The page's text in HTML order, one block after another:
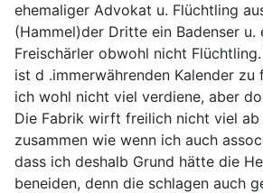
ehemaliger Advokat u. Flüchtling
(Hammel)der Dritte ein Badenser u.
Freischärler obwohl nicht
ist d .immerwährenden Kalender zu
ich wohl nicht viel verdiene, aber
Die Fabrik wirft freilich nicht viel
zusammen wie wenn ich auch
dass ich deshalb Grund hätte die
beneiden, denn die schlagen auch